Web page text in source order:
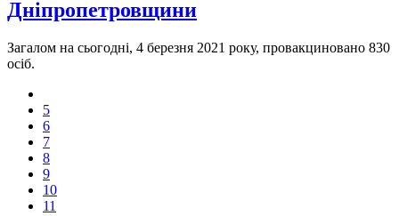
Дніпропетровщини
Загалом на сьогодні, 4 березня 2021 року, провакциновано 830
осіб.
5
6
7
8
9
10
11